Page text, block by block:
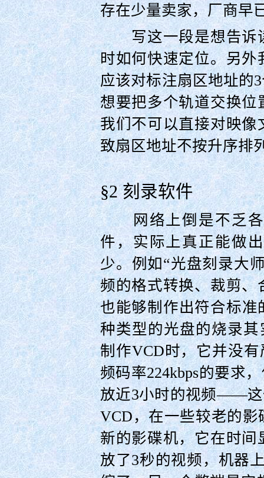
存在少量卖家，厂商早
写这一段是想告诉读
时如何快速定位。另
应该对标注扇区地址的
想要把多个轨道交换
我们不可以直接对映
致扇区地址不按升序排
§2 刻录软件
网络上倒是不乏各
件，实际上真正能做
少。例如“光盘刻录大
频的格式转换、裁剪
也能够制作出符合标
种类型的光盘的烧录其
制作VCD时，它并没有
频码率224kbps的要求
放近3小时的视频——这
VCD，在一些较老的
新的影碟机，它在时
放了3秒的视频，机器